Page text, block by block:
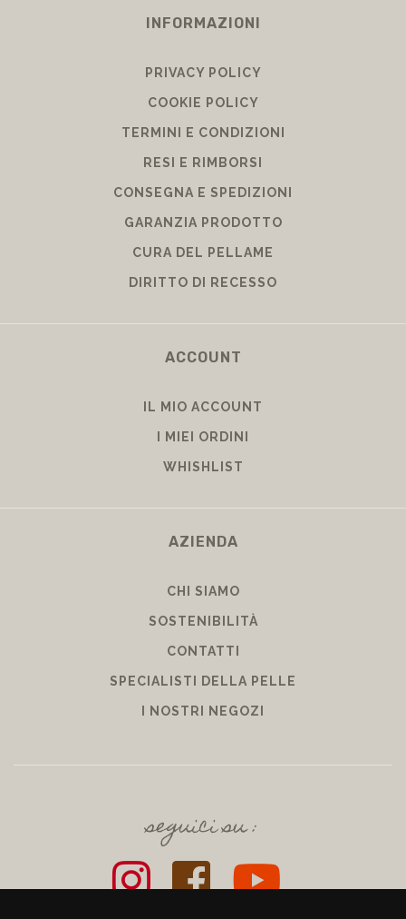
INFORMAZIONI
PRIVACY POLICY
COOKIE POLICY
TERMINI E CONDIZIONI
RESI E RIMBORSI
CONSEGNA E SPEDIZIONI
GARANZIA PRODOTTO
CURA DEL PELLAME
DIRITTO DI RECESSO
ACCOUNT
IL MIO ACCOUNT
I MIEI ORDINI
WHISHLIST
AZIENDA
CHI SIAMO
SOSTENIBILITÀ
CONTATTI
SPECIALISTI DELLA PELLE
I NOSTRI NEGOZI
seguici su :